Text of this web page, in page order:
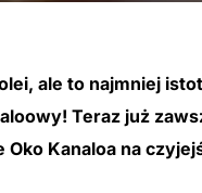
ale to najmniej
Teraz już
Oko Kanaloa na